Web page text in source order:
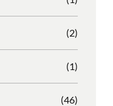
(2)
(1)
(46)